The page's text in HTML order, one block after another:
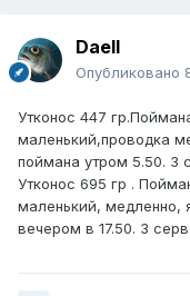
Daell
Опубликовано
Утконос 447
маленький,проводка
поймана утром 5.50. 3
Утконос 695 гр .
маленький, медленно,
вечером в 17.50. 3